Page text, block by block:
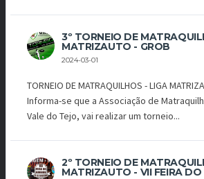
3º TORNEIO DE
MATRIZAUTO - GROB
2024-03-01
TORNEIO DE MATRAQUILHOS - LIGA
Informa-se que a Associação de
Vale do Tejo, vai realizar um torneio...
2º TORNEIO DE
MATRIZAUTO - VII FEIRA DO